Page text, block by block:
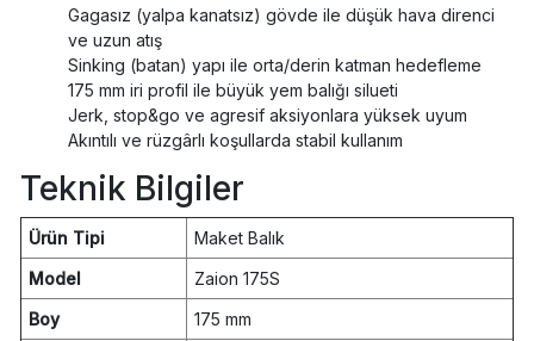
Gagasız (yalpa kanatsız) gövde ile düşük hava direnci
ve uzun atış
Sinking (batan) yapı ile orta/derin katman hedefleme
175 mm iri profil ile büyük yem balığı silueti
Jerk, stop&go ve agresif aksiyonlara yüksek uyum
Akıntılı ve rüzgârlı koşullarda stabil kullanım
Teknik Bilgiler
Ürün Tipi
Maket Balık
Model
Zaion 175S
Boy
175 mm